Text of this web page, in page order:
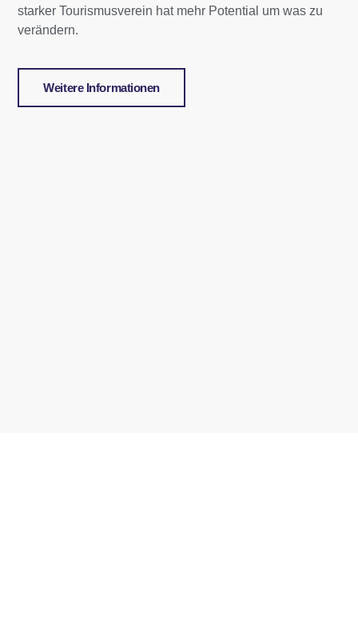
starker Tourismusverein hat mehr Potential um was zu
verändern.
Weitere Informationen